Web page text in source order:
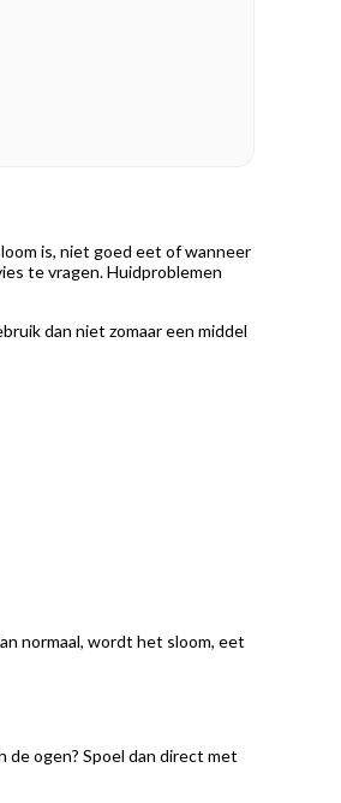
is, niet goed eet of wanneer
te vragen. Huidproblemen
dan niet zomaar een middel
normaal, wordt het sloom, eet
ogen? Spoel dan direct met